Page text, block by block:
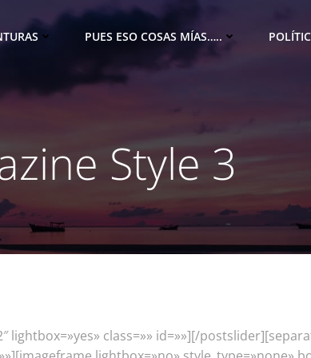
PUES ESO COSAS MÍAS…..
Style 3
class=»» id=»»][/